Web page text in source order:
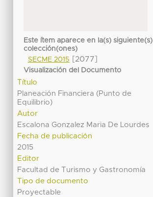
Este ítem aparece en la(s) siguiente(s)
colección(ones)
SECME 2015
[2077]
Visualización del Documento
Título
Planeación Financiera (Punto de
Equilibrio)
Autor
Escalona Gonzalez Maria De Lourdes
Fecha de publicación
2015
Editor
Facultad de Turismo y Gastronomía
Tipo de documento
Proyectable